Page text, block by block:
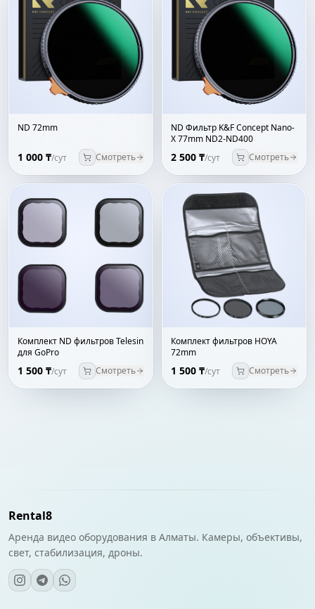
ND 72mm
1 000 ₸/сут Смотреть
ND Фильтр K&F Concept Nano-
X 77mm ND2-ND400
2 500 ₸/сут Смотреть
Комплект ND фильтров Telesin
для GoPro
1 500 ₸/сут Смотреть
Комплект фильтров HOYA
72mm
1 500 ₸/сут Смотреть
Rental8
Аренда видео оборудования в Алматы. Камеры, объективы,
свет, стабилизация, дроны.